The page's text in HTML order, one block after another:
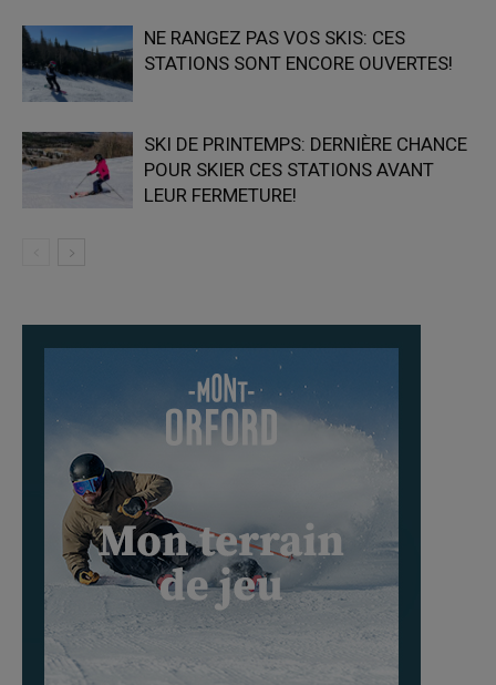
NE RANGEZ PAS VOS SKIS: CES
STATIONS SONT ENCORE OUVERTES!
SKI DE PRINTEMPS: DERNIÈRE CHANCE
POUR SKIER CES STATIONS AVANT
LEUR FERMETURE!